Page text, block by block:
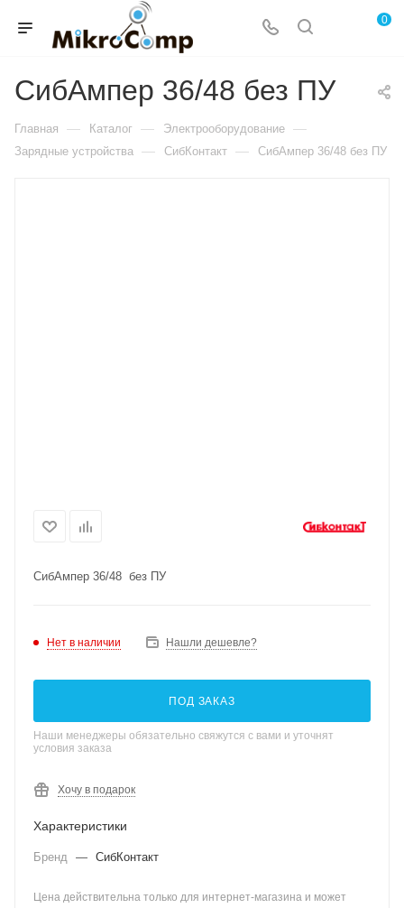
0
СибАмпер 36/48 без ПУ
Главная — Каталог — Электрооборудование —
Зарядные устройства — СибКонтакт — СибАмпер 36/48 без ПУ
СибАмпер 36/48 без ПУ
Нет в наличии Нашли дешевле?
ПОД ЗАКАЗ
Наши менеджеры обязательно свяжутся с вами и уточнят
условия заказа
Хочу в подарок
Характеристики
Бренд — СибКонтакт
Цена действительна только для интернет-магазина и может